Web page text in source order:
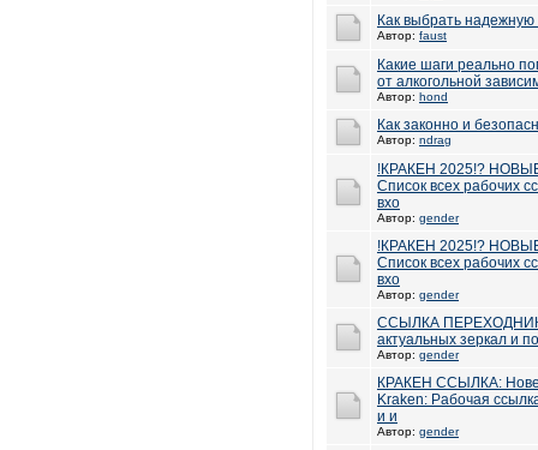
Как выбрать
Автор: faust
Какие шаги реально
от алкогольной
Автор: hond
Как законно и
Автор: ndrag
!КРАКЕН 2025!?
Список всех рабочих
вхо
Автор: gender
!КРАКЕН 2025!?
Список всех рабочих
вхо
Автор: gender
ССЫЛКА ПЕРЕХОДНИК
актуальных зеркал и
Автор: gender
КРАКЕН ССЫЛКА:
Kraken: Рабочая
и и
Автор: gender